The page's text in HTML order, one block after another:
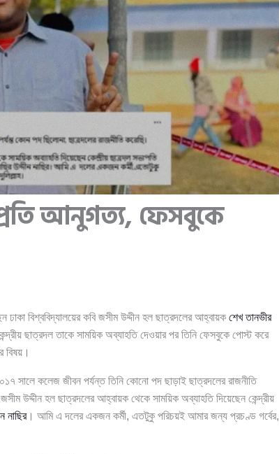
আনুগত্য, ফেসবুকে
ঢাকা বিশ্ববিদ্যালয়ের কবি জসীম উদ্দীন হল ছাত্রদলের আহ্বায়ক শেখ তানভীর
ছাত্রদল তাকে সাময়িক অব্যাহতি দেওয়ার পর তিনি ফেসবুকে পোস্ট করে
বিষয়।
সালে কলেজ জীবন পর্যন্ত তিনি কোনো পদ ছাড়াই ছাত্রদলের রাজনীতি
উদ্দীন হল ছাত্রদলের আহ্বায়ক থেকে সাময়িক অব্যাহতি দিয়েছেন কেন্দ্রীয়
নাছির। আমি এ দলের একজন কর্মী, এতটুকু পরিচয়ই আমার জন্য প্রচণ্ড গর্বের,